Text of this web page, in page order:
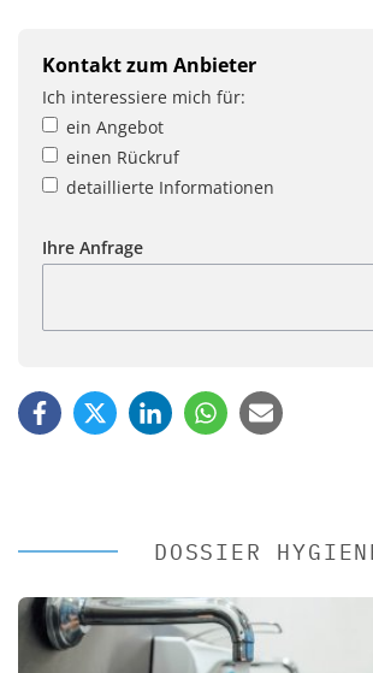
Kontakt zum Anbieter
Ich interessiere mich für:
ein Angebot
einen Rückruf
detaillierte Informationen
Ihre Anfrage
DOSSIER